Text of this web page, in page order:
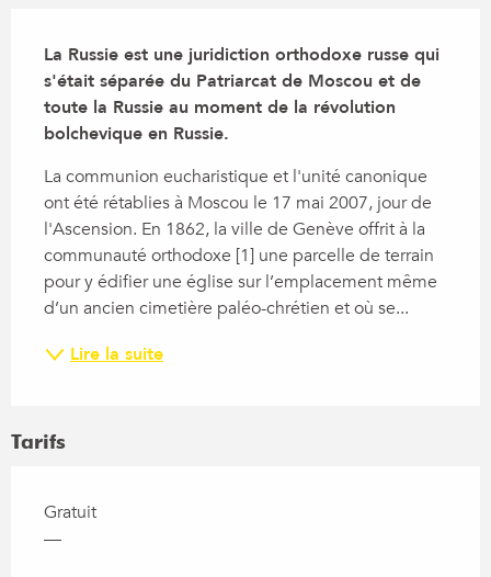
La Russie est une juridiction orthodoxe russe qui
s'était séparée du Patriarcat de Moscou et de
toute la Russie au moment de la révolution
bolchevique en Russie.
La communion eucharistique et l'unité canonique
ont été rétablies à Moscou le 17 mai 2007, jour de
l'Ascension. En 1862, la ville de Genève offrit à la
communauté orthodoxe [1] une parcelle de terrain
pour y édifier une église sur l’emplacement même
d’un ancien cimetière paléo-chrétien et où se...
Lire la suite
Tarifs
Gratuit
—